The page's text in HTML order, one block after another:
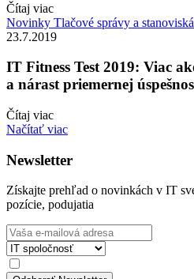
Čítaj viac
Novinky Tlačové správy a stanoviská
23.7.2019
IT Fitness Test 2019: Viac
a nárast priemernej
Čítaj viac
Načítať viac
Newsletter
Získajte prehľad o novinkách v IT
pozície, podujatia